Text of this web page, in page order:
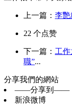
上一篇： 李艷
22 个点赞
下一篇： 工
職”...
分享我們的網站
——分享到——
新浪微博